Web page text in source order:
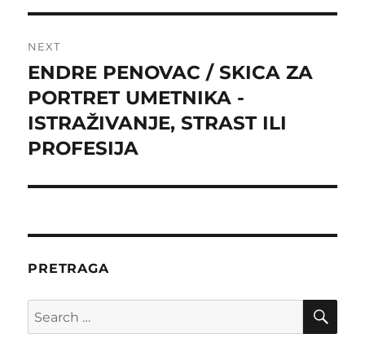
NEXT
Next
post:
ENDRE PENOVAC / SKICA ZA
PORTRET UMETNIKA -
ISTRAŽIVANJE, STRAST ILI
PROFESIJA
PRETRAGA
Search
for: